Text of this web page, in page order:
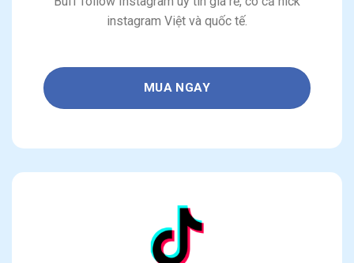
instagram Việt và quốc tế.
MUA NGAY